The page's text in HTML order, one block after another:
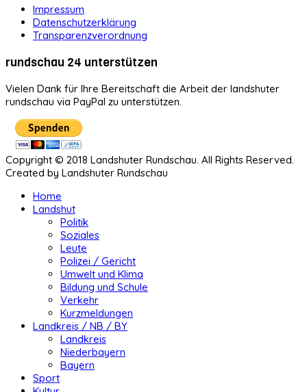
Impressum
Datenschutzerklärung
Transparenzverordnung
rundschau 24 unterstützen
Vielen Dank für Ihre Bereitschaft die Arbeit der landshuter
rundschau via PayPal zu unterstützen.
Copyright © 2018 Landshuter Rundschau. All Rights Reserved.
Created by Landshuter Rundschau
Home
Landshut
Politik
Soziales
Leute
Polizei / Gericht
Umwelt und Klima
Bildung und Schule
Verkehr
Kurzmeldungen
Landkreis / NB / BY
Landkreis
Niederbayern
Bayern
Sport